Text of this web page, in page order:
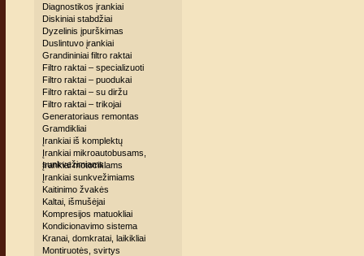
Diagnostikos įrankiai
Diskiniai stabdžiai
Dyzelinis įpurškimas
Duslintuvo įrankiai
Grandininiai filtro raktai
Filtro raktai – specializuoti
Filtro raktai – puodukai
Filtro raktai – su diržu
Filtro raktai – trikojai
Generatoriaus remontas
Gramdikliai
Įrankiai iš komplektų
Įrankiai mikroautobusams,
sunkvežimiams
Įrankiai motociklams
Įrankiai sunkvežimiams
Kaitinimo žvakės
Kaltai, išmušėjai
Kompresijos matuokliai
Kondicionavimo sistema
Kranai, domkratai, laikikliai
Montiruotės, svirtys